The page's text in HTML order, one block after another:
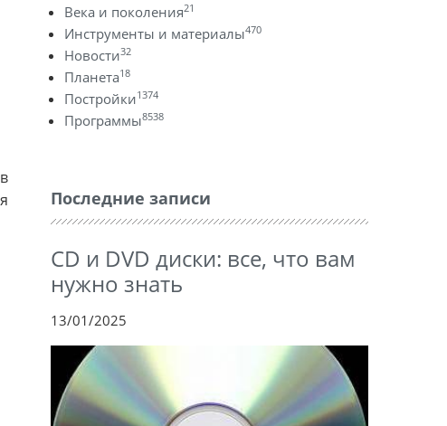
Века и поколения21
Инструменты и материалы470
Новости32
Планета18
Постройки1374
Программы8538
Последние записи
CD и DVD диски: все, что вам
нужно знать
13/01/2025